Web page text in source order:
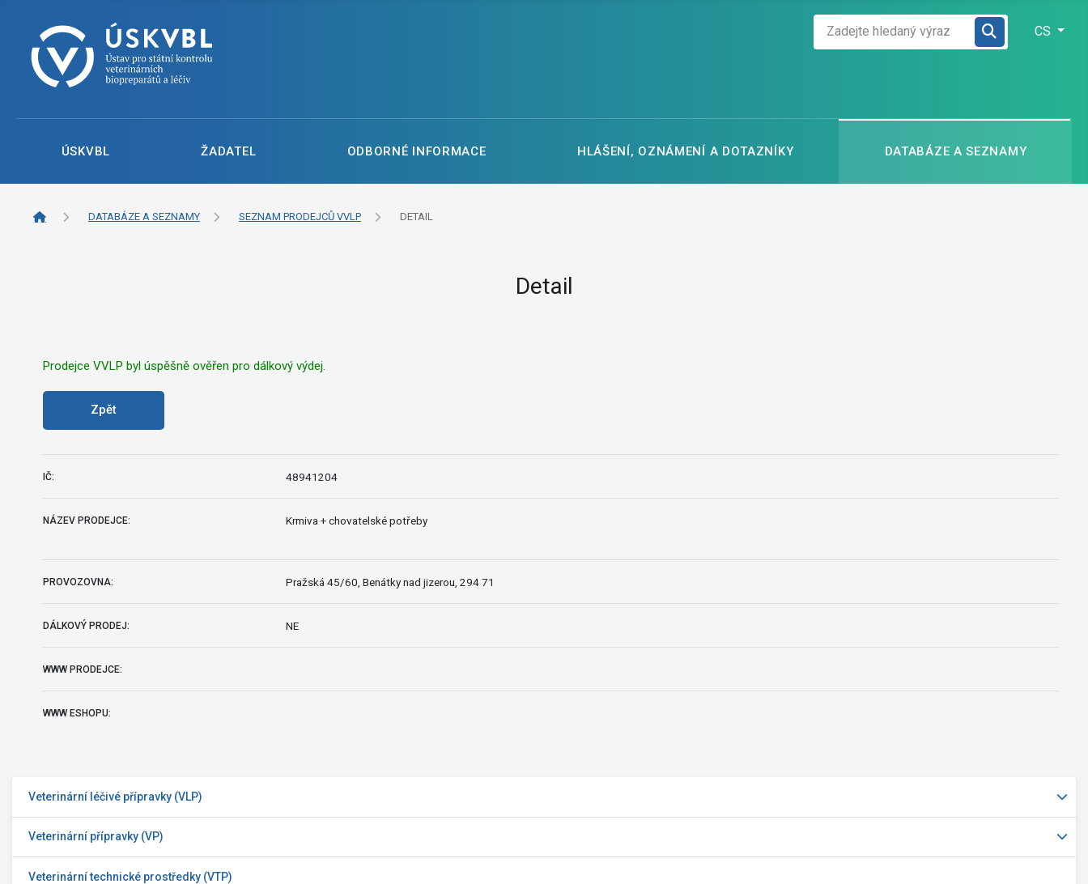
CS
ÚSKVBL ŽADATEL ODBORNÉ INFORMACE HLÁŠENÍ, OZNÁMENÍ A DOTAZNÍKY DATABÁZE A SEZNAMY
DATABÁZE A SEZNAMY SEZNAM PRODEJCŮ VVLP DETAIL
Veterinární léčivé přípravky (VLP)
Veterinární přípravky (VP)
Veterinární technické prostředky (VTP)
Detail
Prodejce VVLP byl úspěšně ověřen pro dálkový výdej.
Zpět
IČ: 48941204
NÁZEV PRODEJCE: Krmiva + chovatelské potřeby
PROVOZOVNA: Pražská 45/60, Benátky nad jizerou, 294 71
DÁLKOVÝ PRODEJ: NE
WWW PRODEJCE:
WWW ESHOPU: